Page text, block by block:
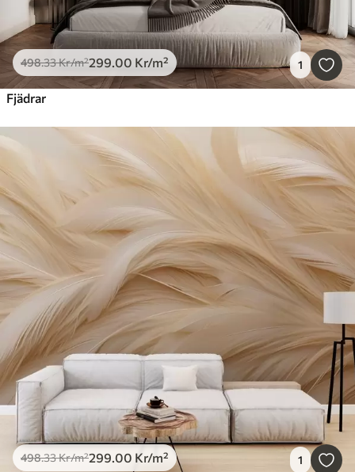
498.33Kr/m²299.00 Kr/m² 1
Fjädrar
498.33Kr/m²299.00 Kr/m² 1